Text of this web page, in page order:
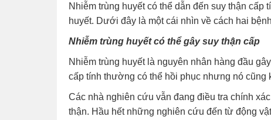
Nhiễm trùng huyết có thể dẫn đến suy thận cấp
huyết. Dưới đây là một cái nhìn về cách hai
Nhiễm trùng huyết có thể gây suy thận cấp
Nhiễm trùng huyết là nguyên nhân hàng đầu
cấp tính thường có thể hồi phục nhưng nó
Các nhà nghiên cứu vẫn đang điều tra chính
thận. Hầu hết những nghiên cứu đến từ động